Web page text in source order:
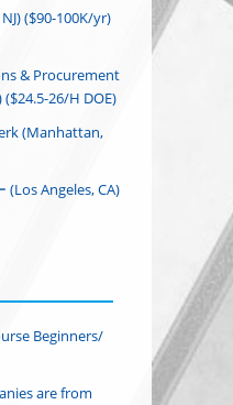
($90-100K/yr)
& Procurement
26/H DOE)
(Manhattan,
Angeles, CA)
Beginners/
are from